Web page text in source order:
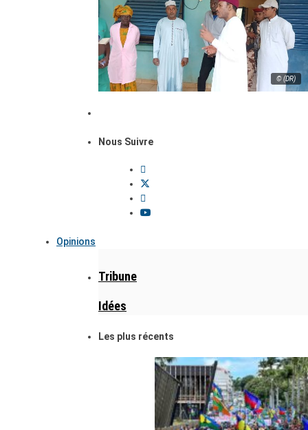
© (DR)
Nous Suivre
Opinions
Tribune
Idées
Les plus récents